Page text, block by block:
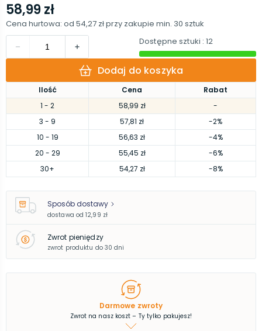
Ilość Cena
Rabat
1 - 2 58,99 zł
-
3 - 9 57,81 zł
-2%
10 - 19 56,63 zł
-4%
20 - 29 55,45 zł
-6%
30+ 54,27 zł -8%
58,99 zł
Cena hurtowa: od 54,27 złprzy zakupie min. 30 sztuk
Dostępne sztuki : 12
Dodaj do koszyka
Sposób dostawy
dostawa od 12,99 zł
Zwrot pieniędzy
zwrot produktu do 30 dni
Darmowe zwroty
Zwrot na nasz koszt – Ty tylko pakujesz!